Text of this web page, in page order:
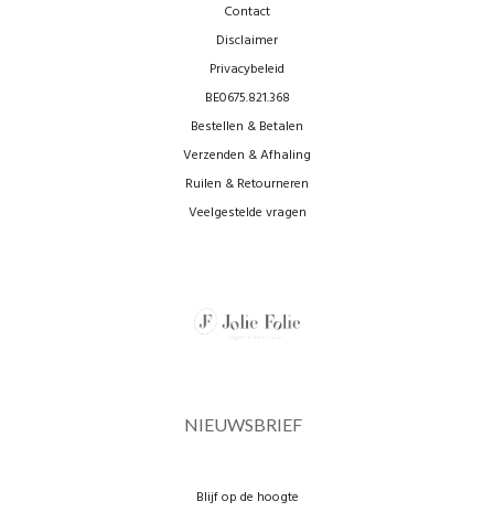
Contact
Disclaimer
Privacybeleid
BE0675.821.368
Bestellen & Betalen
Verzenden & Afhaling
Ruilen & Retourneren
Veelgestelde vragen
NIEUWSBRIEF
Blijf op de hoogte